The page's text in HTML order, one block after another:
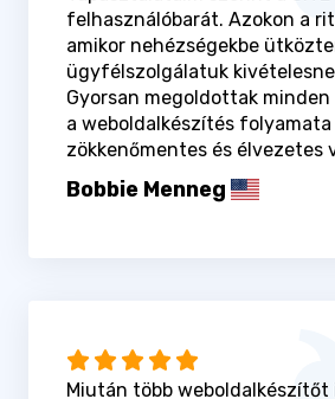
felhasználóbarát. Azokon a
amikor nehézségekbe
ügyfélszolgálatuk
Gyorsan megoldottak
a weboldalkészítés folyamata
zökkenőmentes és élvezetes
Bobbie Menneg
Miután több weboldalkészítőt